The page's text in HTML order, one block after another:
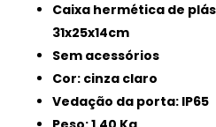
Caixa hermética de
31x25x14cm
Sem acessórios
Cor: cinza claro
Vedação da porta: IP65